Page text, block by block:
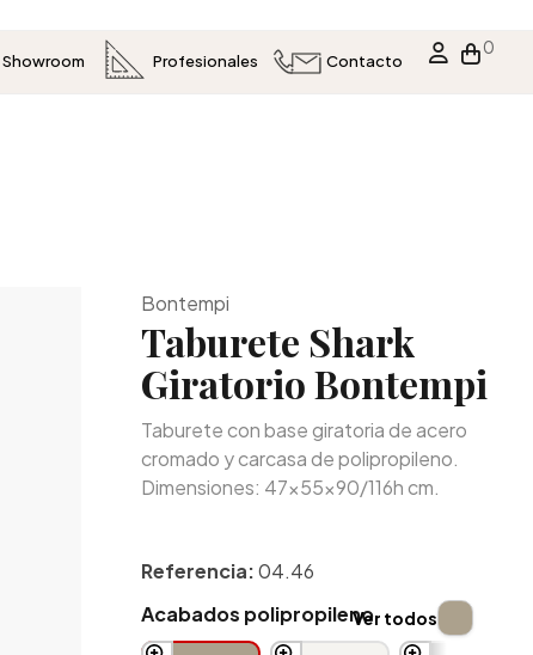
Showroom Profesionales Contacto
0
Bontempi
Taburete Shark
Giratorio Bontempi
Taburete con base giratoria de acero
cromado y carcasa de polipropileno.
Dimensiones: 47x55x90/116h cm.
Referencia:04.46
Acabados polipropilenoVer todos